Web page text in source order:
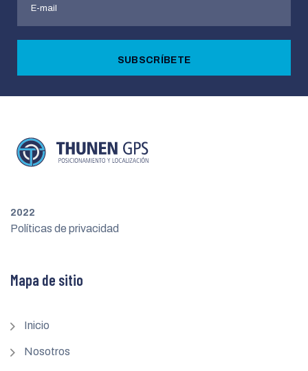
SUBSCRÍBETE
2022
Políticas de privacidad
Mapa de sitio
Inicio
Nosotros